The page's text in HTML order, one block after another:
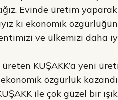
Evinde üretim
ki ekonomik
ve ülkemizi daha
KUŞAKK’a yeni
özgürlük
ile çok güzel bir